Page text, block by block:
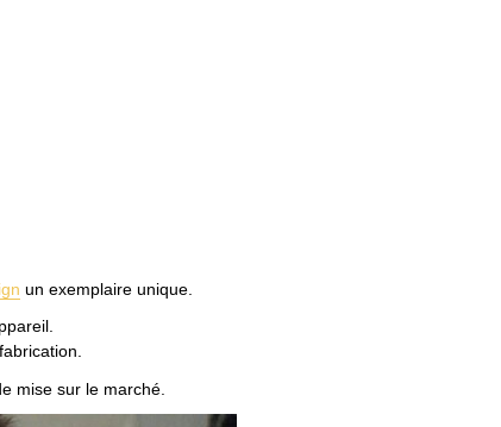
un exemplaire unique.
mise sur le marché.